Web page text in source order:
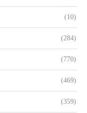
(10)
(284)
(770)
(469)
(359)